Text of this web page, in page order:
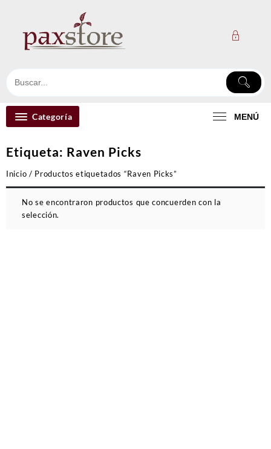
contenido
Categoría MENÚ
Etiqueta: Raven Picks
Inicio / Productos etiquetados “Raven Picks”
No se encontraron productos que concuerden con la
selección.